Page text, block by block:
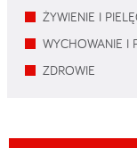
ŻYWIENIE I
WYCHOWANIE I
ZDROWIE